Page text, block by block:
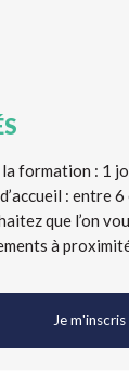
formation : 1
: entre
que l’on
à
Je m'inscris